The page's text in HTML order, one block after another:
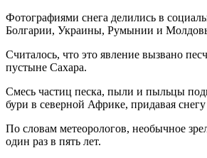
Фотографиями снега делились в
Болгарии, Украины, Румынии и
Считалось, что это явление вызвано
пустыне Сахара.
Смесь частиц песка, пыли и пыльцы
бури в северной Африке, придавая
По словам метеорологов, необычное
один раз в пять лет.